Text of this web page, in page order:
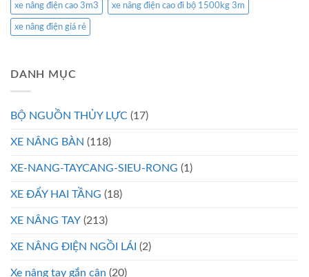
xe nâng điện cao 3m3 xe nâng điện cao đi bộ 1500kg 3m
xe nâng điện giá rẻ
DANH MỤC
BỘ NGUỒN THỦY LỰC (17)
XE NÂNG BÀN (118)
XE-NANG-TAYCANG-SIEU-RONG (1)
XE ĐẨY HAI TẦNG (18)
XE NÂNG TAY (213)
XE NÂNG ĐIỆN NGỒI LÁI (2)
Xe nâng tay gắn cân (20)